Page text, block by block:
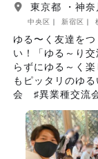
東京都 ・神
中央区 新宿区
ゆる〜く友達を
い！「ゆる～り
らずにゆる～く
もピッタリのゆ
会 ♯異業種交流